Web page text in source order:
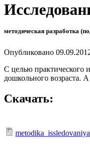
методическая разработка
Опубликовано
С целью практического
дошкольного возраста.
Скачать: